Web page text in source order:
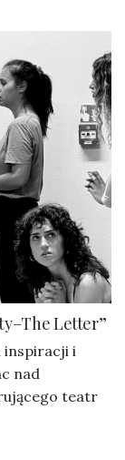
Letter”
inspiracji i
nad
teatr